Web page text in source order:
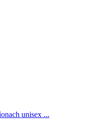
unisex ...